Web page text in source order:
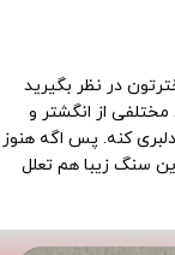
در نظر بگیرید
از انگشتر و
کنه. پس اگه هنوز
سنگ زیبا هم تعلل